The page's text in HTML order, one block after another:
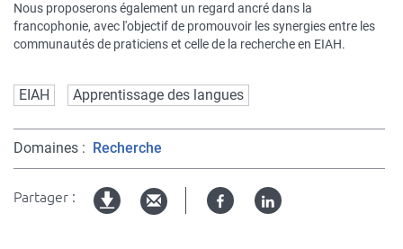
Nous proposerons également un regard ancré dans la
francophonie, avec l'objectif de promouvoir les synergies entre les
communautés de praticiens et celle de la recherche en EIAH.
EIAH Apprentissage des langues
Domaines Recherche
Partager : FacebookLinked